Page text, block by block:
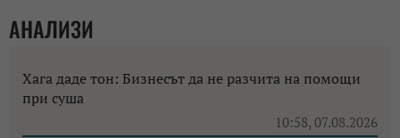
АНАЛИЗИ
Хага даде тон: Бизнесът да не разчита на помощи
при суша
10:58, 07.08.2026